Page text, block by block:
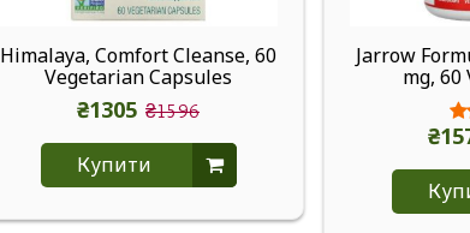
Himalaya, Comfort Cleanse, 60
Vegetarian Capsules
₴1305 ₴1596
Купити
Jarrow
mg, 60